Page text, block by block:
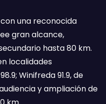
con una reconocida
gran alcance,
hasta 80 km.
localidades
Winifreda 91.9, de
y ampliación de